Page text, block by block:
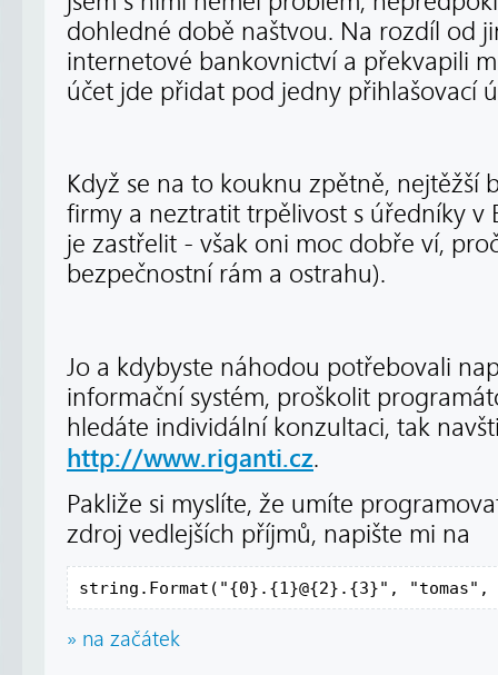
dohledné době naštvou. Na rozdíl od
internetové bankovnictví a překvapili
účet jde přidat pod jedny přihlašovací
Když se na to kouknu zpětně, nejtěžší
firmy a neztratit trpělivost s úředníky v
je zastřelit - však oni moc dobře ví,
bezpečnostní rám a ostrahu).
Jo a kdybyste náhodou potřebovali
informační systém, proškolit
hledáte individální konzultaci, tak
http://www.riganti.cz.
Pakliže si myslíte, že umíte
zdroj vedlejších příjmů, napište mi na
string.Format("{0}.{1}@{2}.{3}",
» na začátek